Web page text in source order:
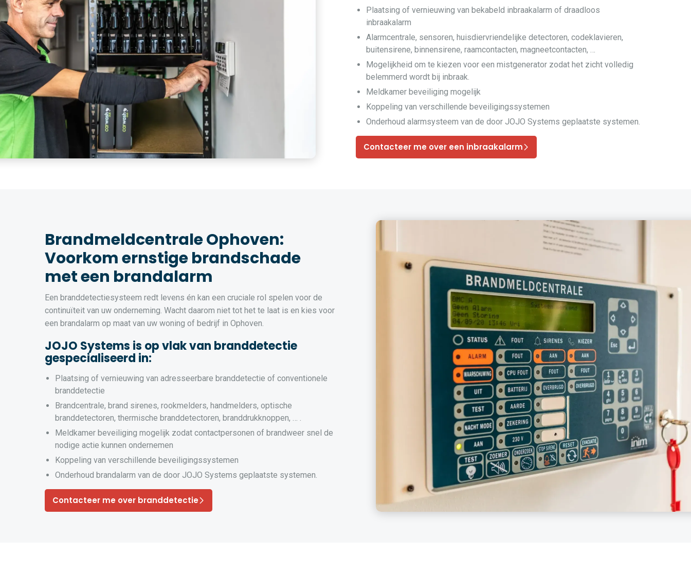
Plaatsing of vernieuwing van bekabeld inbraakalarm of draadloos
inbraakalarm
Alarmcentrale, sensoren, huisdiervriendelijke detectoren, codeklavieren,
buitensirene, binnensirene, raamcontacten, magneetcontacten, …
Mogelijkheid om te kiezen voor een mistgenerator zodat het zicht volledig
belemmerd wordt bij inbraak.
Meldkamer beveiliging mogelijk
Koppeling van verschillende beveiligingssystemen
Onderhoud alarmsysteem van de door JOJO Systems geplaatste systemen.
Contacteer me over een inbraakalarm
Brandmeldcentrale Ophoven:
Voorkom ernstige brandschade
met een brandalarm
Een branddetectiesysteem redt levens én kan een cruciale rol spelen voor de
continuïteit van uw onderneming. Wacht daarom niet tot het te laat is en kies voor
een brandalarm op maat van uw woning of bedrijf in Ophoven.
JOJO Systems is op vlak van branddetectie
gespecialiseerd in:
Plaatsing of vernieuwing van adresseerbare branddetectie of conventionele
branddetectie
Brandcentrale, brand sirenes, rookmelders, handmelders, optische
branddetectoren, thermische branddetectoren, branddrukknoppen, … .
Meldkamer beveiliging mogelijk zodat contactpersonen of brandweer snel de
nodige actie kunnen ondernemen
Koppeling van verschillende beveiligingssystemen
Onderhoud brandalarm van de door JOJO Systems geplaatste systemen.
Contacteer me over branddetectie